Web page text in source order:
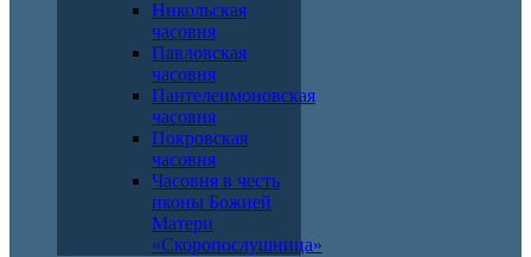
Никольская
часовня
Павловская
часовня
Пантелеимоновская
часовня
Покровская
часовня
Часовня в честь
иконы Божией
Матери
«Скоропослушница»